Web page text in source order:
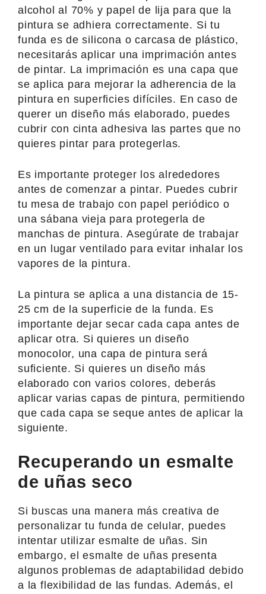
alcohol al 70% y papel de lija para que la
pintura se adhiera correctamente. Si tu
funda es de silicona o carcasa de plástico,
necesitarás aplicar una imprimación antes
de pintar. La imprimación es una capa que
se aplica para mejorar la adherencia de la
pintura en superficies difíciles. En caso de
querer un diseño más elaborado, puedes
cubrir con cinta adhesiva las partes que no
quieres pintar para protegerlas.
Es importante proteger los alrededores
antes de comenzar a pintar. Puedes cubrir
tu mesa de trabajo con papel periódico o
una sábana vieja para protegerla de
manchas de pintura. Asegúrate de trabajar
en un lugar ventilado para evitar inhalar los
vapores de la pintura.
La pintura se aplica a una distancia de 15-
25 cm de la superficie de la funda. Es
importante dejar secar cada capa antes de
aplicar otra. Si quieres un diseño
monocolor, una capa de pintura será
suficiente. Si quieres un diseño más
elaborado con varios colores, deberás
aplicar varias capas de pintura, permitiendo
que cada capa se seque antes de aplicar la
siguiente.
Recuperando un esmalte
de uñas seco
Si buscas una manera más creativa de
personalizar tu funda de celular, puedes
intentar utilizar esmalte de uñas. Sin
embargo, el esmalte de uñas presenta
algunos problemas de adaptabilidad debido
a la flexibilidad de las fundas. Además, el